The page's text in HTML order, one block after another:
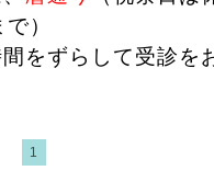
）
をずらして受診を
1